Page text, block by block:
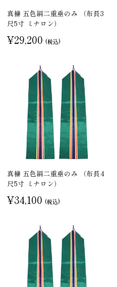
真榊 五色絹二重垂のみ （布長3
尺5寸 ミナロン）
¥29,200 (税込)
真榊 五色絹二重垂のみ （布長4
尺5寸 ミナロン）
¥34,100 (税込)